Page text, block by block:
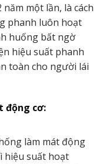
một lần, là cách
phanh luôn hoạt
huống bất ngờ
hiệu suất phanh
toàn cho người lái
động cơ:
làm mát động
hiệu suất hoạt